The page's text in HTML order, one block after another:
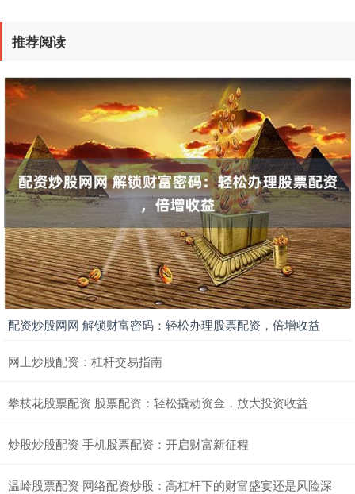
推荐阅读
配资炒股网网 解锁财富密码：轻松办理股票配资，倍增收益
网上炒股配资：杠杆交易指南
攀枝花股票配资 股票配资：轻松撬动资金，放大投资收益
炒股炒股配资 手机股票配资：开启财富新征程
温岭股票配资 网络配资炒股：高杠杆下的财富盛宴还是风险深